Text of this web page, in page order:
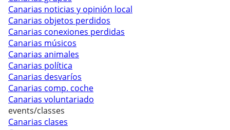
Canarias noticias y opinión local
Canarias objetos perdidos
Canarias conexiones perdidas
Canarias músicos
Canarias animales
Canarias política
Canarias desvaríos
Canarias comp. coche
Canarias voluntariado
events/classes
Canarias clases